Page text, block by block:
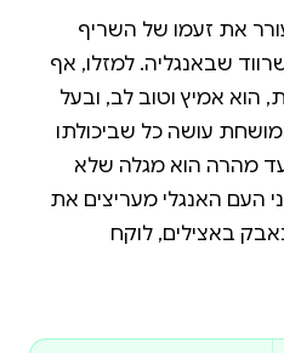
היה רק בן 18 כשעורר את זעמו של השריף
שבאנגליה. למזלו, אף
הוא אמיץ וטוב לב, ובעל
עושה כל שביכולתו
מהרה הוא מגלה שלא
העם האנגלי מעריצים את
באצילים, לוקח
הם לא מוכנים לעזור לשריף
של הפושע. האם יצליח